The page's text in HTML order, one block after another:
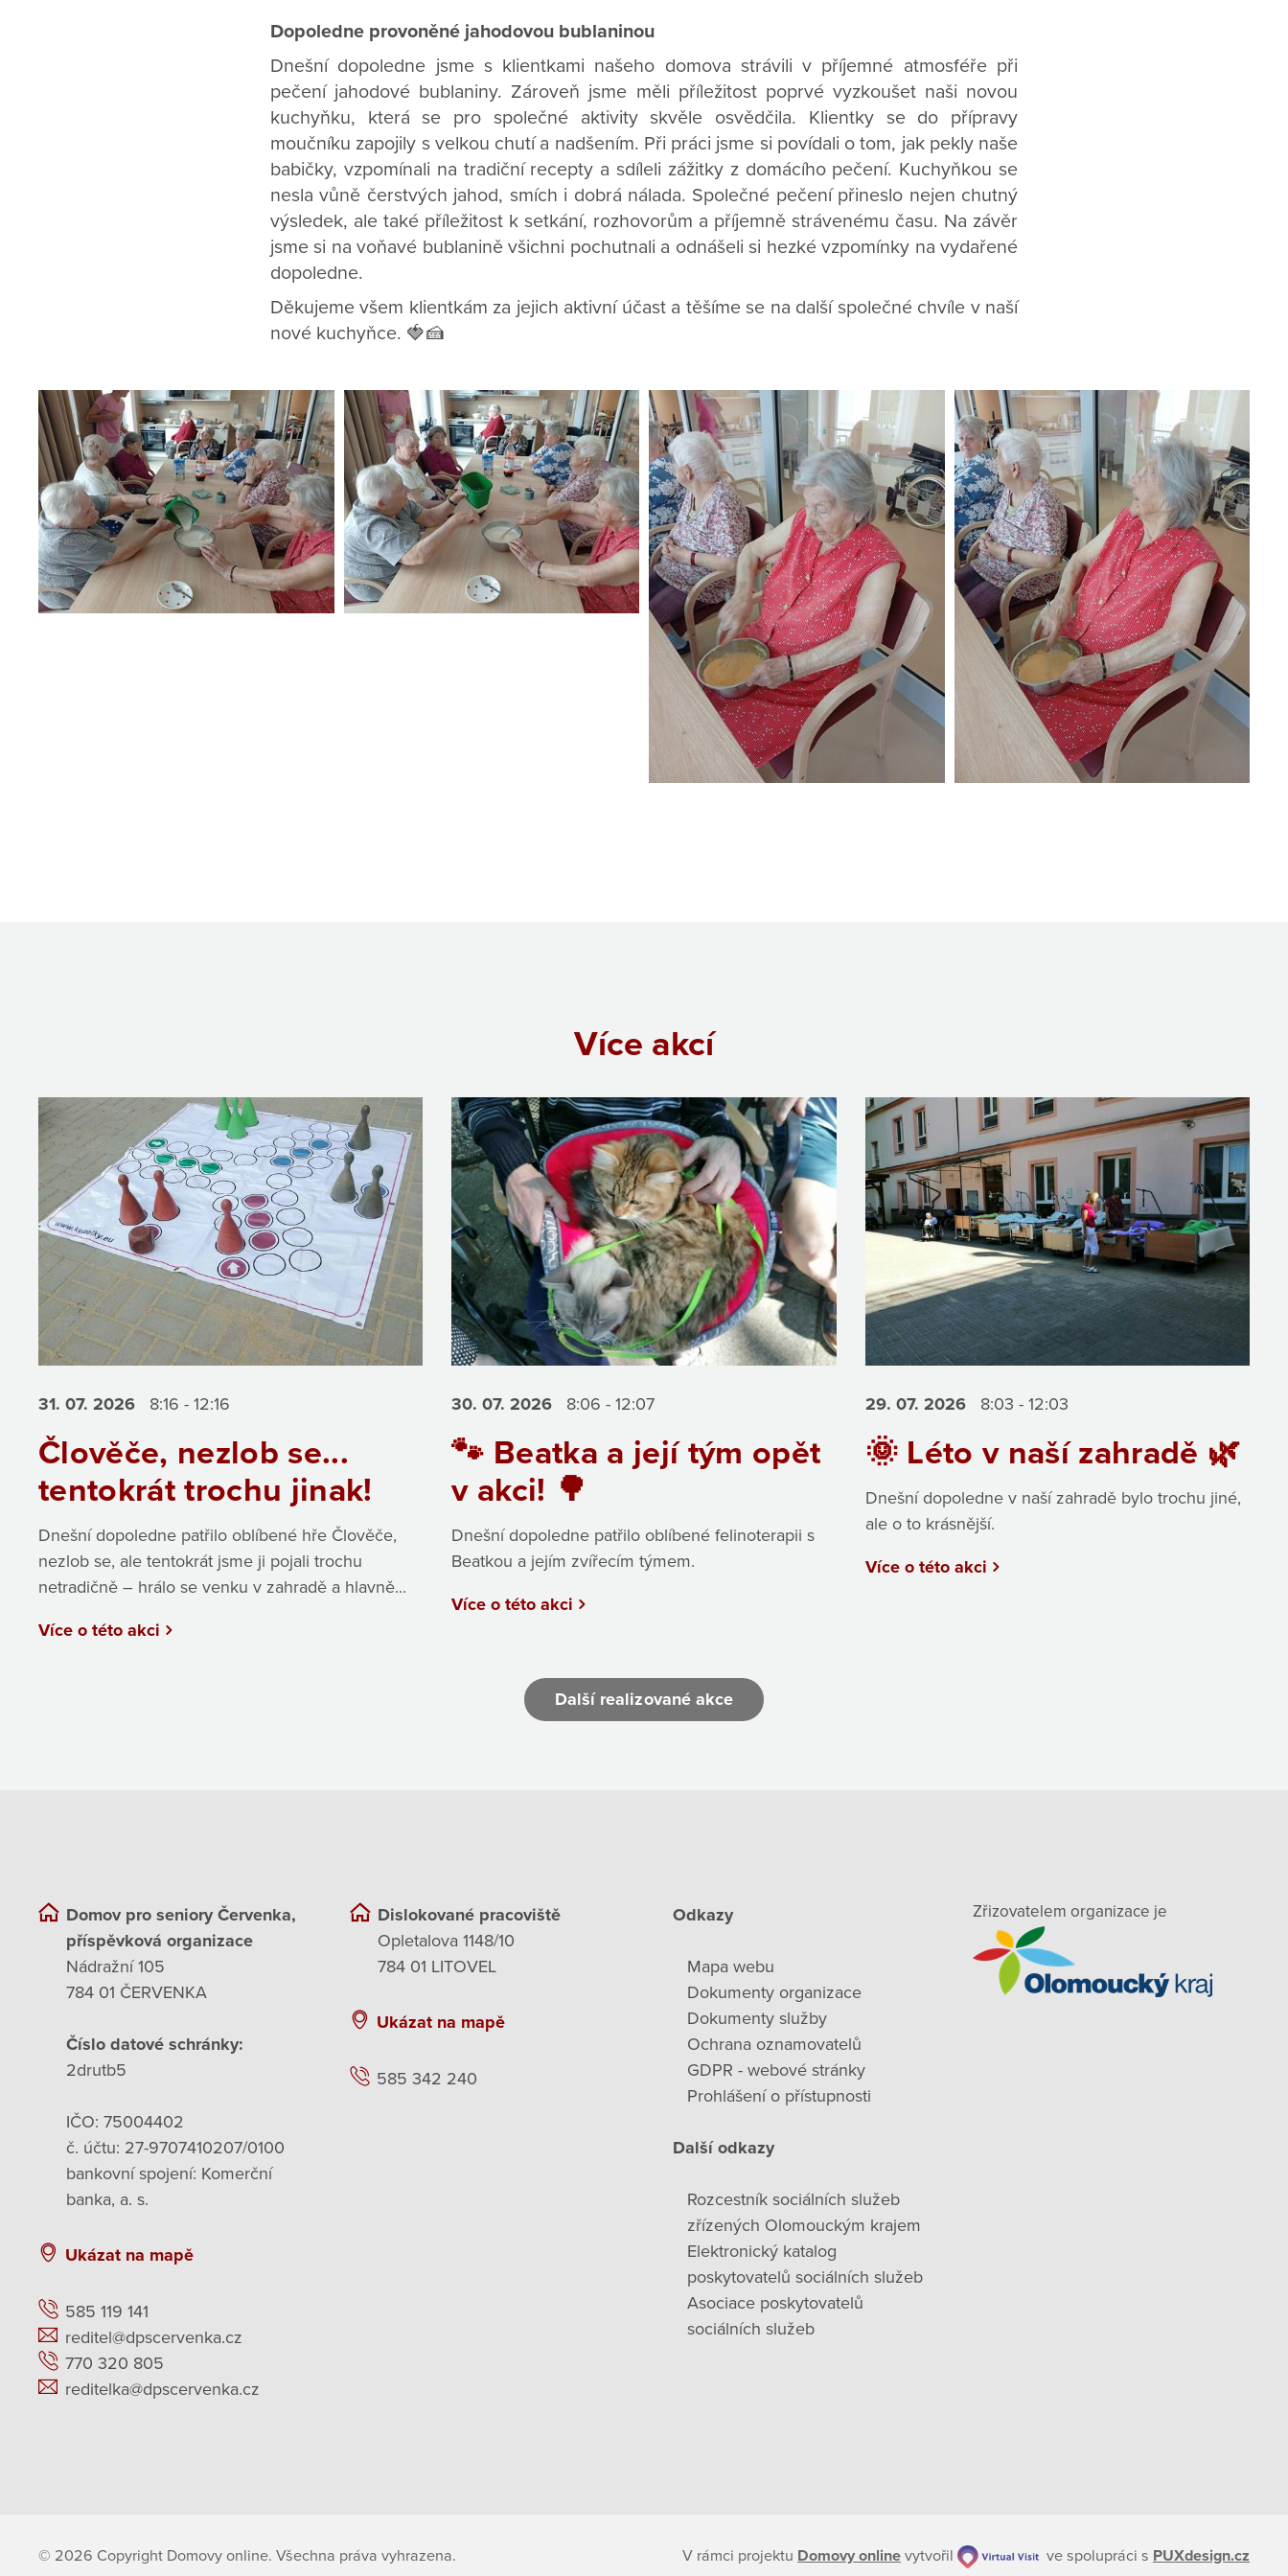
Dopoledne provoněné jahodovou bublaninou
Dnešní dopoledne jsme s klientkami našeho domova strávili v příjemné atmosféře při
pečení jahodové bublaniny. Zároveň jsme měli příležitost poprvé vyzkoušet naši novou
kuchyňku, která se pro společné aktivity skvěle osvědčila. Klientky se do přípravy
moučníku zapojily s velkou chutí a nadšením. Při práci jsme si povídali o tom, jak pekly naše
babičky, vzpomínali na tradiční recepty a sdíleli zážitky z domácího pečení. Kuchyňkou se
nesla vůně čerstvých jahod, smích i dobrá nálada. Společné pečení přineslo nejen chutný
výsledek, ale také příležitost k setkání, rozhovorům a příjemně strávenému času. Na závěr
jsme si na voňavé bublanině všichni pochutnali a odnášeli si hezké vzpomínky na vydařené
dopoledne.
Děkujeme všem klientkám za jejich aktivní účast a těšíme se na další společné chvíle v naší
nové kuchyňce. 🍓🍰
Více akcí
31. 07. 2026 8:16 - 12:16
Člověče, nezlob se...
tentokrát trochu jinak!
Dnešní dopoledne patřilo oblíbené hře Člověče,
nezlob se, ale tentokrát jsme ji pojali trochu
netradičně – hrálo se venku v zahradě a hlavně...
Více o této akci
30. 07.2026 8:06 - 12:07
🐾 Beatka a její tým opět
v akci! 🌳
Dnešní dopoledne patřilo oblíbené felinoterapii s
Beatkou a jejím zvířecím týmem.
Více o této akci
29. 07. 2026 8:03 - 12:03
🌞 Léto v naší zahradě 🌿
Dnešní dopoledne v naší zahradě bylo trochu jiné,
ale o to krásnější.
Více o této akci
Další realizované akce
Domov pro seniory Červenka,
příspěvková organizace
Nádražní 105
784 01 ČERVENKA
Číslo datové schránky:
2drutb5
IČO: 75004402
č. účtu: 27-9707410207/0100
bankovní spojení: Komerční
banka, a. s.
Ukázat na mapě
585 119 141
reditel@dpscervenka.cz
770 320 805
reditelka@dpscervenka.cz
Dislokované pracoviště
Opletalova 1148/10
784 01 LITOVEL
Ukázat na mapě
585 342 240
Odkazy
Mapa webu
Dokumenty organizace
Dokumenty služby
Ochrana oznamovatelů
GDPR - webové stránky
Prohlášení o přístupnosti
Další odkazy
Rozcestník sociálních služeb
zřízených Olomouckým krajem
Elektronický katalog
poskytovatelů sociálních služeb
Asociace poskytovatelů
sociálních služeb
Zřizovatelem organizace je
© 2026 Copyright Domovy online. Všechna práva vyhrazena. V rámci projektu Domovy online vytvořil ve spolupráci s PUXdesign.cz